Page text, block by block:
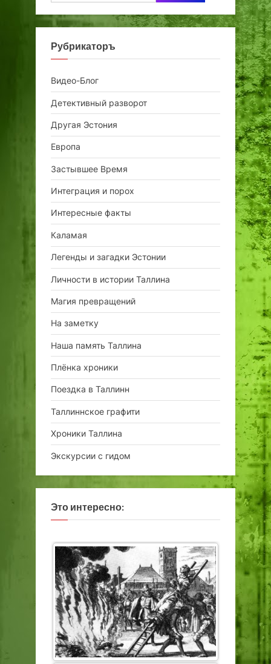
Рубрикаторъ
Видео-Блог
Детективный разворот
Другая Эстония
Европа
Застывшее Время
Интеграция и порох
Интересные факты
Каламая
Легенды и загадки Эстонии
Личности в истории Таллина
Магия превращений
На заметку
Наша память Таллина
Плёнка хроники
Поездка в Таллинн
Таллиннское графити
Хроники Таллина
Экскурсии с гидом
Это интересно: